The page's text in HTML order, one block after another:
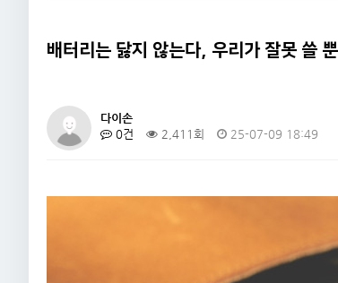
4
“혼자 떠났더니 우주가 열렸다 –…
배터리는 닳지 않는다, 우리가 잘못 쓸
다이손
0건
2,411회 25-07-09 18:49